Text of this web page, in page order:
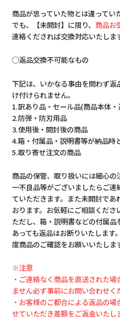
商品が思っていた物とは違って
でも、【未開封】に限り、 商品お
連絡くだされば交換対応いたしま
◯返品交換不可能なもの
下記は、いかなる事由を問わず
け付けられません。
1.訳あり品・セール品(商品本体
2.防弾・防刃用品
3.使用後・開封後の商品
4.箱・付属品・説明書等が納品時
5.取り寄せ注文の商品
商品の保管、取り扱いには細心
一不良品等がございましたらご
ていただきます。また未開封であ
おります。お気軽にご相談くださ
ただし、箱・説明書などの付属
あっても返品はお断りいたします
度商品のご確認をお願いいたしま
※注意
・ご連絡なく商品を直送された
ません必ず事前にお問い合わせく
・お客様のご都合による返品の
せていただき差額をご返金いたし